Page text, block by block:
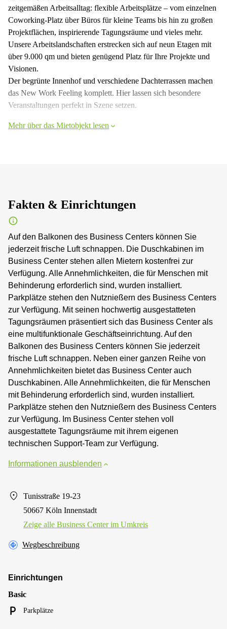
zeitgemäßen Arbeitsalltag: flexible Arbeitsplätze – vom einzelnen
Coworking-Platz über Büros für kleine Teams bis hin zu großen
Projektflächen, inspirierende Tagungsräume und vieles mehr.
Unsere Arbeitslandschaften erstrecken sich auf neun Etagen mit
über 9.000 qm und bieten genügend Platz für Ihre Projekte und
Visionen.
Der begrünte Innenhof und verschiedene Dachterrassen machen
das New Work Feeling komplett. Hier lassen sich besondere
Veranstaltungen perfekt in Szene setzen.
Mehr über das Mietobjekt lesen
Fakten & Einrichtungen
Auf den Balkonen des Business Centers können Sie
jederzeit frische Luft schnappen. Die Duschkabinen im
Business Center stehen allen Mietern kostenfrei zur
Verfügung. Alle Annehmlichkeiten, die für Menschen mit
Behinderung erforderlich sind, wurden installiert.
Parkplätze stehen den Nutznießern des Business Centers
zur Verfügung. Mit seinen hochwertig ausgestatteten
Tagungsräumen präsentiert sich das Business Center als
eine multifunktionale Geschäftseinrichtung. Auf den
Balkonen des Business Centers können Sie jederzeit
frische Luft schnappen. Neben einer ganzen Reihe von
Annehmlichkeiten bietet das Business Center auch
Duschkabinen. Alle Annehmlichkeiten, die für Menschen
mit Behinderung erforderlich sind, wurden installiert.
Parkplätze stehen den Nutznießern des Business Centers
zur Verfügung. Im Business Center stehen voll
ausgestattete Tagungsräume mit ihrem eigenen
technischen Support-Team zur Verfügung.
Informationen ausblenden
Tunisstraße 19-23
50667 Köln Innenstadt
Zeige alle Business Center im Umkreis
Wegbeschreibung
Einrichtungen
Basic
Parkplätze